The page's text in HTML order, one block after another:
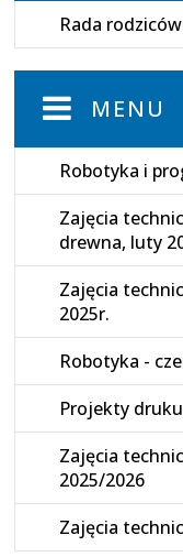
Rada rodziców
MENU
Robotyka i
Zajęcia
drewna, luty
Zajęcia
2025r.
Robotyka -
Projekty
Zajęcia
2025/2026
Zajęcia